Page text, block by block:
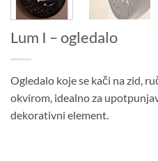
Lum I – ogledalo
Ogledalo koje se kači na zid,
okvirom, idealno za
dekorativni element.